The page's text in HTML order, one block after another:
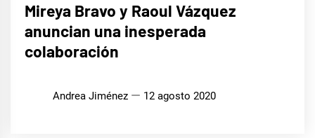
Mireya Bravo y Raoul Vázquez
anuncian una inesperada
colaboración
Andrea Jiménez 12 agosto 2020